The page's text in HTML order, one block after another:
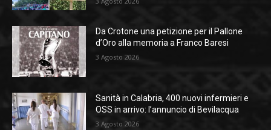
Da Crotone una petizione per il Pallone
d’Oro alla memoria a Franco Baresi
3 Agosto 2026
Sanità in Calabria, 400 nuovi infermieri e
OSS in arrivo: l’annuncio di Bevilacqua
3 Agosto 2026